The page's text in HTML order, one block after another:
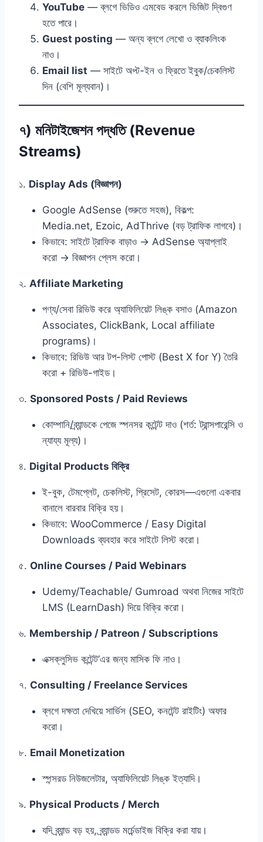
YouTube — ব্লগে ভিডিও এমবেড করলে ভিজিট দ্বিগুণ
হতে পারে।
Guest posting — অন্য ব্লগে লেখো ও ব্যাকলিংক
নাও।
Email list — সাইটে অপ্ট-ইন ও ফ্রিতে ইবুক/চেকলিস্ট
দিন (বেশি মূল্যবান)।
৭) মনিটাইজেশন পদ্ধতি (Revenue
Streams)
১. Display Ads (বিজ্ঞাপন)
Google AdSense (শুরুতে সহজ), বিকল্প:
Media.net, Ezoic, AdThrive (বড় ট্রাফিক লাগবে)।
কিভাবে: সাইটে ট্রাফিক বাড়াও → AdSense অ্যাপ্লাই
করো → বিজ্ঞাপন প্লেস করো।
২. Affiliate Marketing
পণ্য/সেবা রিভিউ করে অ্যাফিলিয়েট লিঙ্ক বসাও (Amazon
Associates, ClickBank, Local affiliate
programs)।
কিভাবে: রিভিউ আর টপ-লিস্ট পোস্ট (Best X for Y) তৈরি
করো + রিভিউ-গাইড।
৩. Sponsored Posts / Paid Reviews
কোম্পানি/ব্র্যান্ডকে পেজে স্পনসর কন্টেন্ট দাও (শর্ত: ট্রান্সপারেন্সি ও
ন্যায্য মূল্য)।
৪. Digital Products বিক্রি
ই-বুক, টেমপ্লেট, চেকলিস্ট, প্রিসেট, কোরস—এগুলো একবার
বানালে বারবার বিক্রি হয়।
কিভাবে: WooCommerce / Easy Digital
Downloads ব্যবহার করে সাইটে লিস্ট করো।
৫. Online Courses / Paid Webinars
Udemy/Teachable/ Gumroad অথবা নিজের সাইটে
LMS (LearnDash) দিয়ে বিক্রি করো।
৬. Membership / Patreon / Subscriptions
এক্সক্লুসিভ কন্টেন্ট’এর জন্য মাসিক ফি নাও।
৭. Consulting / Freelance Services
ব্লগে দক্ষতা দেখিয়ে সার্ভিস (SEO, কনটেন্ট রাইটিং) অফার
করো।
৮. Email Monetization
স্পন্সরড নিউজলেটার, অ্যাফিলিয়েট লিঙ্ক ইত্যাদি।
৯. Physical Products / Merch
যদি ব্র্যান্ড বড় হয়, ব্র্যান্ডড মর্চেন্ডাইজ বিক্রি করা যায়।